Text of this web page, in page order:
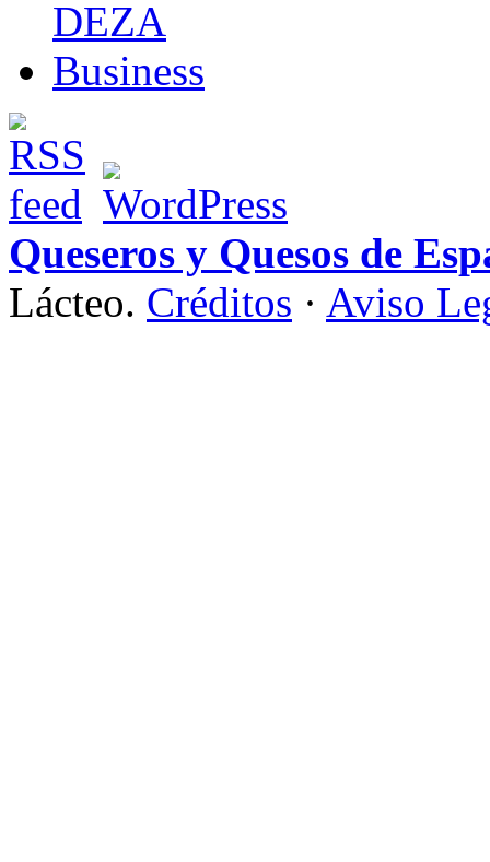
Queseros y Quesos de
Lácteo. Créditos · Aviso